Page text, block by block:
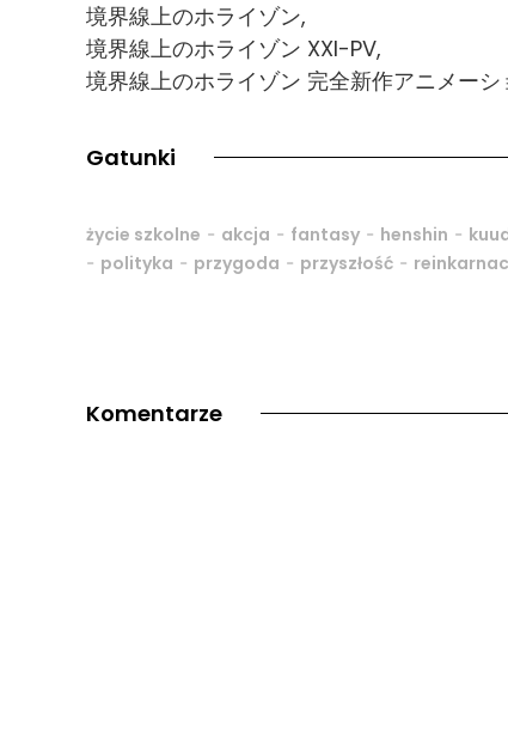
境界線上のホライゾン,
境界線上のホライゾン XXI-PV,
境界線上のホライゾン 完全新作アニメーシ
Gatunki
życie szkolne - akcja - fantasy - henshin -
- polityka - przygoda - przyszłość -
Komentarze